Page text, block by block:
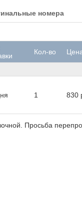
номера
Кол-во
1 830
Просьба